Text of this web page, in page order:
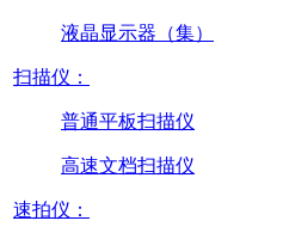
液晶显示器（集）
扫描仪：
普通平板扫描仪
高速文档扫描仪
速拍仪：